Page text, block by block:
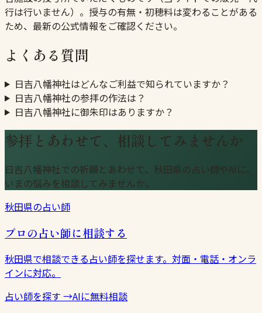
行は行いません）。授与の有無・初穂料は変わることがある
ため、最新の公式情報をご確認ください。
よくある質問
日吉八幡神社はどんなご利益で知られていますか？
日吉八幡神社の参拝の作法は？
日吉八幡神社に御朱印はありますか？
参拝とあわせて、相談してみませんか
日吉八幡神社での祈願とあわせて、秋田県の占い師やAIに、
いまの悩みを相談してみませんか。
秋田県の占い師
プロの占い師に相談する
秋田県で相談できる占い師を探せます。対面・電話・オンラ
インに対応。
占い師を探す →AIに無料相談